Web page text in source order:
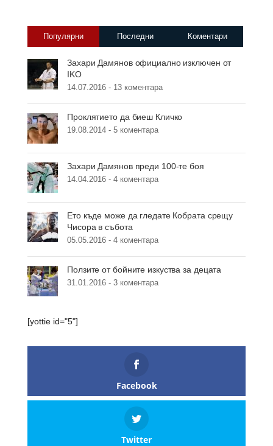
Популярни Последни Коментари
Захари Дамянов официално изключен от
IKO
14.07.2016 - 13 коментара
Проклятието да биеш Кличко
19.08.2014 - 5 коментара
Захари Дамянов преди 100-те боя
14.04.2016 - 4 коментара
Ето къде може да гледате Кобрата срещу
Чисора в събота
05.05.2016 - 4 коментара
Ползите от бойните изкуства за децата
31.01.2016 - 3 коментара
[yottie id="5"]
Facebook
Twitter